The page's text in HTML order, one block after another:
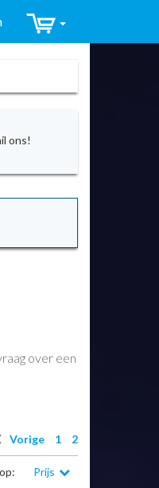
ons!
over een
Vorige 1 2
Prijs